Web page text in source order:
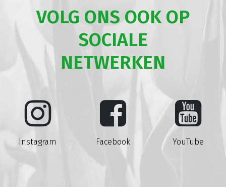
VOLG ONS OOK OP
SOCIALE
NETWERKEN
Instagram Facebook YouTube